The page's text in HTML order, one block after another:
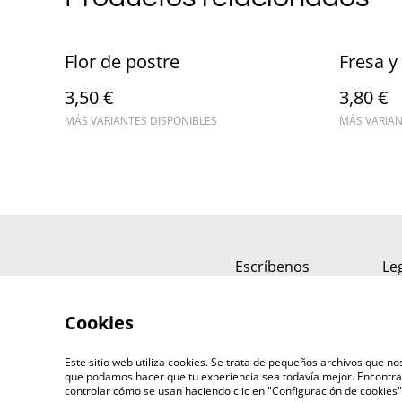
Flor de postre
3,50 €
MÁS VARIANTES DISPONIBLES
Fresa
3,80 €
MÁS
Escríbenos
Cookies
Este sitio web utiliza cookies. Se trata de pequeños archivos que
que podamos hacer que tu experiencia sea todavía mejor.
controlar cómo se usan haciendo clic en "Configuración de